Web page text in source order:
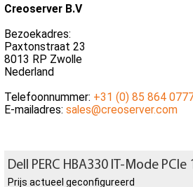
Creoserver B.V
Bezoekadres:
Paxtonstraat 23
8013 RP Zwolle
Nederland
Telefoonnummer: +31 (0) 85 864
E-mailadres: sales@creoserver.com
Dell PERC HBA330 IT-Mode PCIe
Prijs actueel geconfigureerd